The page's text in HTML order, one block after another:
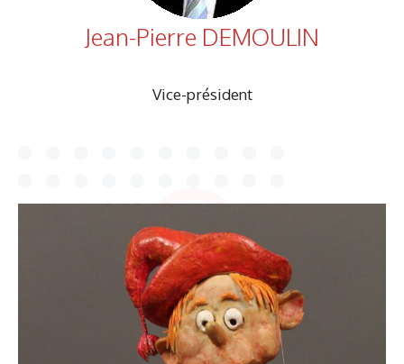
Jean-Pierre DEMOULIN
Vice-président